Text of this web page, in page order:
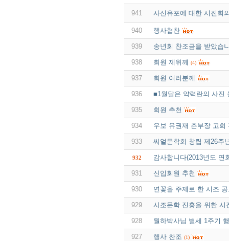
941 사신유포에 대한 시진회
940 행사협찬
939 송년회 찬조금을 받았습
938 회원 제위께 (4)
937 회원 여러분께
936 ■1월달은 약력란의 사진
935 회원 추천
934 우보 유권재 춘부장 고희
933 씨얼문학회 창립 제26주
932 감사합니다(2013년도 연
931 신입회원 추천
930 연꽃을 주제로 한 시조 공
929 시조문학 진흥을 위한 시
928 월하박사님 별세 1주기
927 행사 찬조 (1)